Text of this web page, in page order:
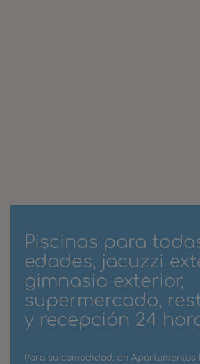
Piscinas para
edades, jacuzzi
gimnasio exterior,
supermercado,
y recepción 24
Para su comodidad, en Apartamentos